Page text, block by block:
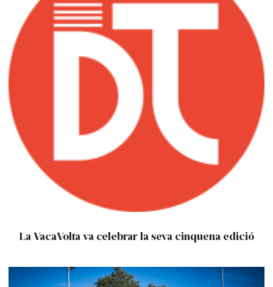
La VacaVolta va celebrar la seva cinquena edició